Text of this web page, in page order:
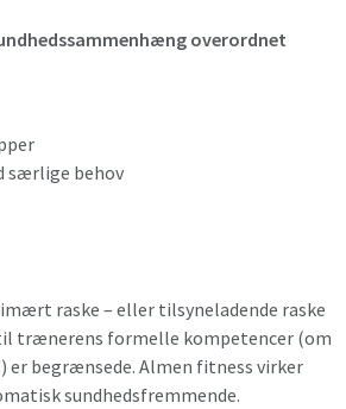
overordnet
særlige behov
raske – eller tilsyneladende raske
trænerens formelle kompetencer (om
er begrænsede. Almen fitness virker
sundhedsfremmende.